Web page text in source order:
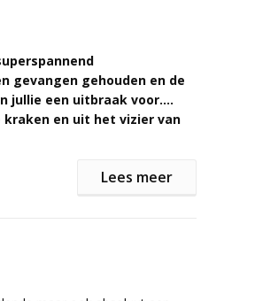
gevangen gehouden en de
jullie een uitbraak voor….
en uit het vizier van
seeking City Game waarbij
puzzels en het vinden
langzaam achter hoe je kunt
de tijd? Een spannend en
Lees meer